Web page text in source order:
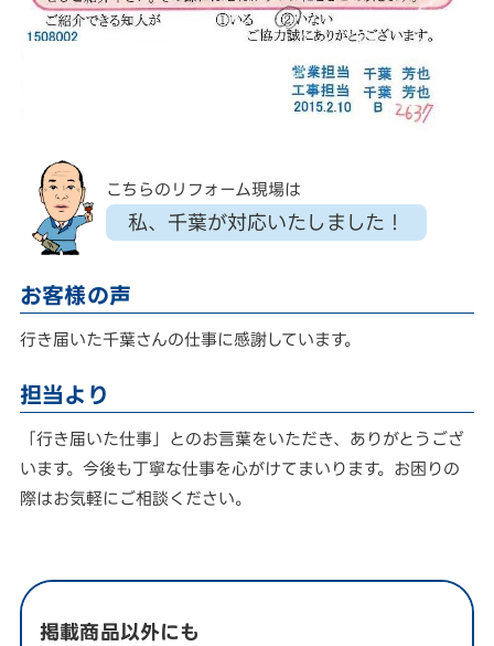
こちらのリフォーム現場は
私、千葉が対応いたしました！
お客様の声
行き届いた千葉さんの仕事に感謝しています。
担当より
「行き届いた仕事」とのお言葉をいただき、ありがとうござ
います。今後も丁寧な仕事を心がけてまいります。お困りの
際はお気軽にご相談ください。
掲載商品以外にも